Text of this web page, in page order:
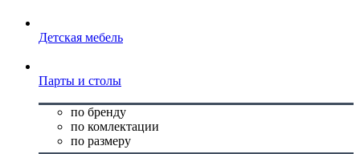
Детская мебель
Парты и столы
по бренду
по комлектации
по размеру